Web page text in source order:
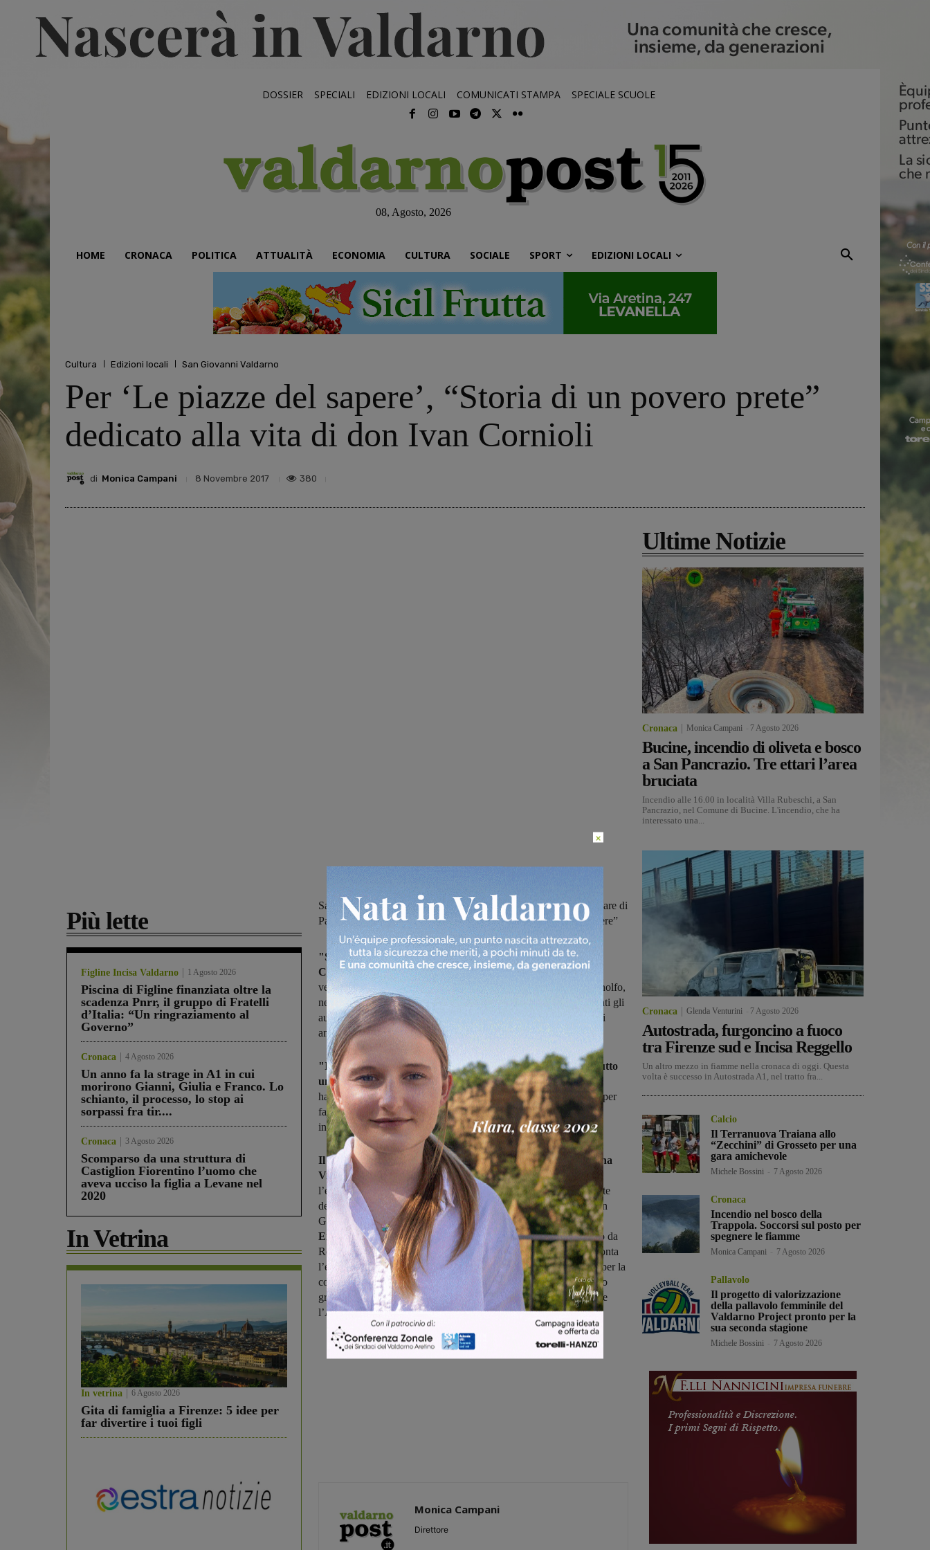
DOSSIER SPECIALI EDIZIONI LOCALI COMUNICATI STAMPA SPECIALE SCUOLE
08, Agosto, 2026
HOME CRONACA POLITICA ATTUALITÀ ECONOMIA CULTURA SOCIALE SPORT EDIZIONI LOCALI
Cultura Edizioni locali San Giovanni Valdarno
Per ‘Le piazze del sapere’, “Storia di un povero prete”
dedicato alla vita di don Ivan Cornioli
di Monica Campani 8 Novembre 2017 380
Più lette
Figline Incisa Valdarno 1 Agosto 2026
Piscina di Figline finanziata oltre la
scadenza Pnrr, il gruppo di Fratelli
d’Italia: “Un ringraziamento al
Governo”
Cronaca 4 Agosto 2026
Un anno fa la strage in A1 in cui
morirono Gianni, Giulia e Franco. Lo
schianto, il processo, lo stop ai
sorpassi fra tir....
Cronaca 3 Agosto 2026
Scomparso da una struttura di
Castiglion Fiorentino l’uomo che
aveva ucciso la figlia a Levane nel
2020
In Vetrina
In vetrina 6 Agosto 2026
Gita di famiglia a Firenze: 5 idee per
far divertire i tuoi figli
Sarà presentato venerdì 10 novembre alle 18 presso la sala consiliare di
Palazzo d’Arnolfo, nell’ambito della rassegna “Le piazze del sapere”
"Storia di un povero prete", dedicato alla vita di don Ivan
Cornioli,curato da Anna Vieri e Pierluigi Ermini, sarà presentato
venerdì 10 novembre alle 18 nella sala consiliare di Palazzo d'Arnolfo,
nell’ambito della rassegna “Le piazze del sapere”. Saranno presenti gli
autori del libro, il sindaco di San Giovanni Maurizio Viligiardi, gli
amici di don Ivan.
"Il volume nasce dalla voglia di ricordare un uomo e soprattutto
un sacerdote(scomparso nel 2009) caro a molte persone, che lo
hanno conosciuto e che lo ricordano con molto affetto, ma anche per
farlo conoscere a coloro che non hanno avuto la fortuna di
incontrarlo".
Il libro si compone di due parti:la prima parte, scritta da Anna
Vieri
, riguarda i primi anni di sacerdozio di don Ivan e tutta
l’esperienza vissuta accanto al Movimento Operaio come assistente
delle Acli ed ai giovani lavoratori di Gioventù Aclista, prima a San
Giovanni e poi a Roma;la seconda parte, scritta da Pierluigi
Ermini,si riferisce a tutto il periodo trascorso, dopo il suo rientro da
Roma, nella Parrocchia di san Pio X a San Giovanni. Qui si racconta
l’esperienza di parroco con la sua energia innovativa, importante per la
comunità parrocchiale e per tutta la città di San Giovanni e proprio
grazie a lui sono nate esperienze importanti in campo sociale come
l’Associazione valdarnese di solidarietà e la Caritas.
Monica Campani
Direttore
Ultime Notizie
Cronaca Monica Campani 7 Agosto 2026
Bucine, incendio di oliveta e bosco
a San Pancrazio. Tre ettari l’area
bruciata
Incendio alle 16.00 in località Villa Rubeschi, a San
Pancrazio, nel Comune di Bucine. L'incendio, che ha
interessato una...
Cronaca Glenda Venturini 7 Agosto 2026
Autostrada, furgoncino a fuoco
tra Firenze sud e Incisa Reggello
Un altro mezzo in fiamme nella cronaca di oggi. Questa
volta è successo in Autostrada A1, nel tratto fra...
Calcio
Il Terranuova Traiana allo
“Zecchini” di Grosseto per una
gara amichevole
Michele Bossini 7 Agosto 2026
Cronaca
Incendio nel bosco della
Trappola. Soccorsi sul posto per
spegnere le fiamme
Monica Campani 7 Agosto 2026
Pallavolo
Il progetto di valorizzazione
della pallavolo femminile del
Valdarno Project pronto per la
sua seconda stagione
Michele Bossini 7 Agosto 2026
×